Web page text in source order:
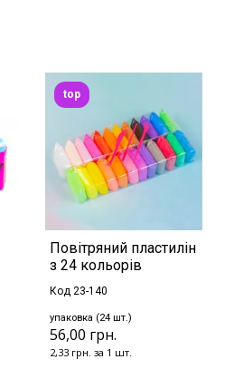
Повітряний пластилін
з 24 кольорів
Код 23-140
упаковка (24 шт.)
56,00 грн.
2,33 грн. за 1 шт.
top